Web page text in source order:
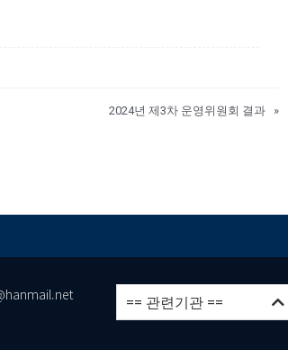
2024년 제3차 운영위원회 결과 »
== 관련기관 == 